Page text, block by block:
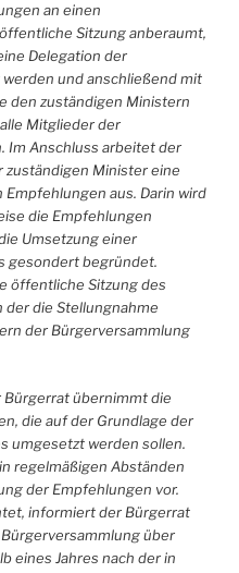
an einen
Sitzung anberaumt,
Delegation der
und anschließend mit
den zuständigen Ministern
Mitglieder der
Im Anschluss arbeitet der
Minister eine
aus. Darin wird
die Empfehlungen
Umsetzung einer
gesondert begründet.
öffentliche Sitzung des
die Stellungnahme
der Bürgerversammlung
Bürgerrat übernimmt die
die auf der Grundlage der
umgesetzt werden sollen.
regelmäßigen Abständen
der Empfehlungen vor.
informiert der Bürgerrat
über
eines Jahres nach der in